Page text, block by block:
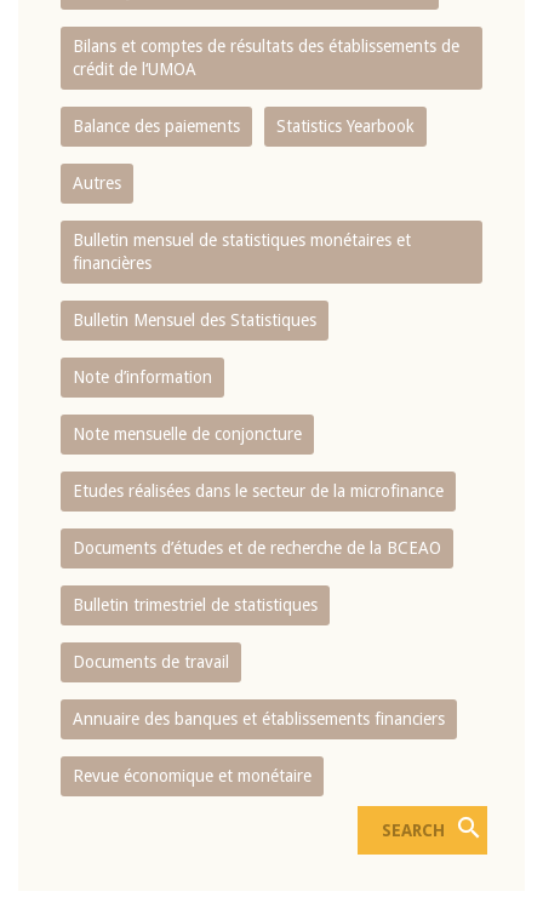
Bilans et comptes de résultats des établissements de
crédit de l‘UMOA
Balance des paiements Statistics Yearbook
Autres
Bulletin mensuel de statistiques monétaires et
financières
Bulletin Mensuel des Statistiques
Note d’information
Note mensuelle de conjoncture
Etudes réalisées dans le secteur de la microfinance
Documents d’études et de recherche de la BCEAO
Bulletin trimestriel de statistiques
Documents de travail
Annuaire des banques et établissements financiers
Revue économique et monétaire